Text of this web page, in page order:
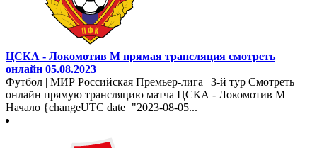
ЦСКА - Локомотив М прямая трансляция смотреть
онлайн 05.08.2023
Футбол | МИР Российская Премьер-лига | 3-й тур Смотреть
онлайн прямую трансляцию матча ЦСКА - Локомотив М
Начало {changeUTC date="2023-08-05...